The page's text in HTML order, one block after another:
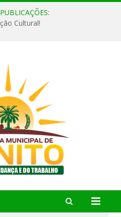
Cultural!